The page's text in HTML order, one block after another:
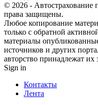
© 2026 -
права защищены.
Любое копирование
только с обратной
материалы
источников и других
авторство принадлежат
Sign in
Контакты
Лента